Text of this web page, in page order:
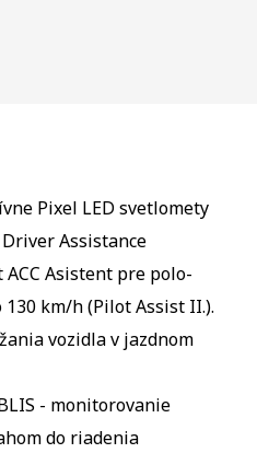
Pixel LED svetlomety
Assistance
Asistent pre polo-
km/h (Pilot Assist II.).
vozidla v jazdnom
- monitorovanie
do riadenia